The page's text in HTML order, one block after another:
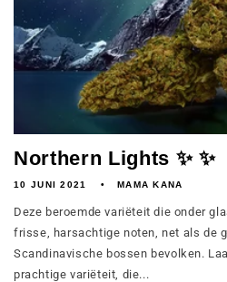
Northern Lights ✨ ✨
10 JUNI 2021 MAMA KANA
Deze beroemde variëteit die onder
frisse, harsachtige noten, net als de
Scandinavische bossen bevolken.
prachtige variëteit, die...